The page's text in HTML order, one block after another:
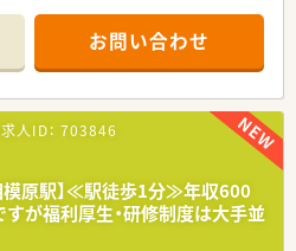
科クリニックをメインに応需してお
などもあり季節を感じられる店舗で
を入れており、しっかり学ぶ事ができ
す＊＊＊＊＊
29店舗展開している会社です。
お問い合わせ
人ID： 703846
原駅】≪駅徒歩1分≫年収600
が福利厚生・研修制度は大手並